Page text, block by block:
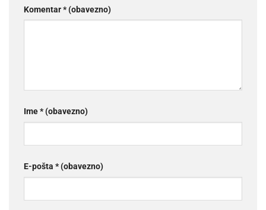
Komentar* (obavezno)
Ime* (obavezno)
E-pošta * (obavezno)